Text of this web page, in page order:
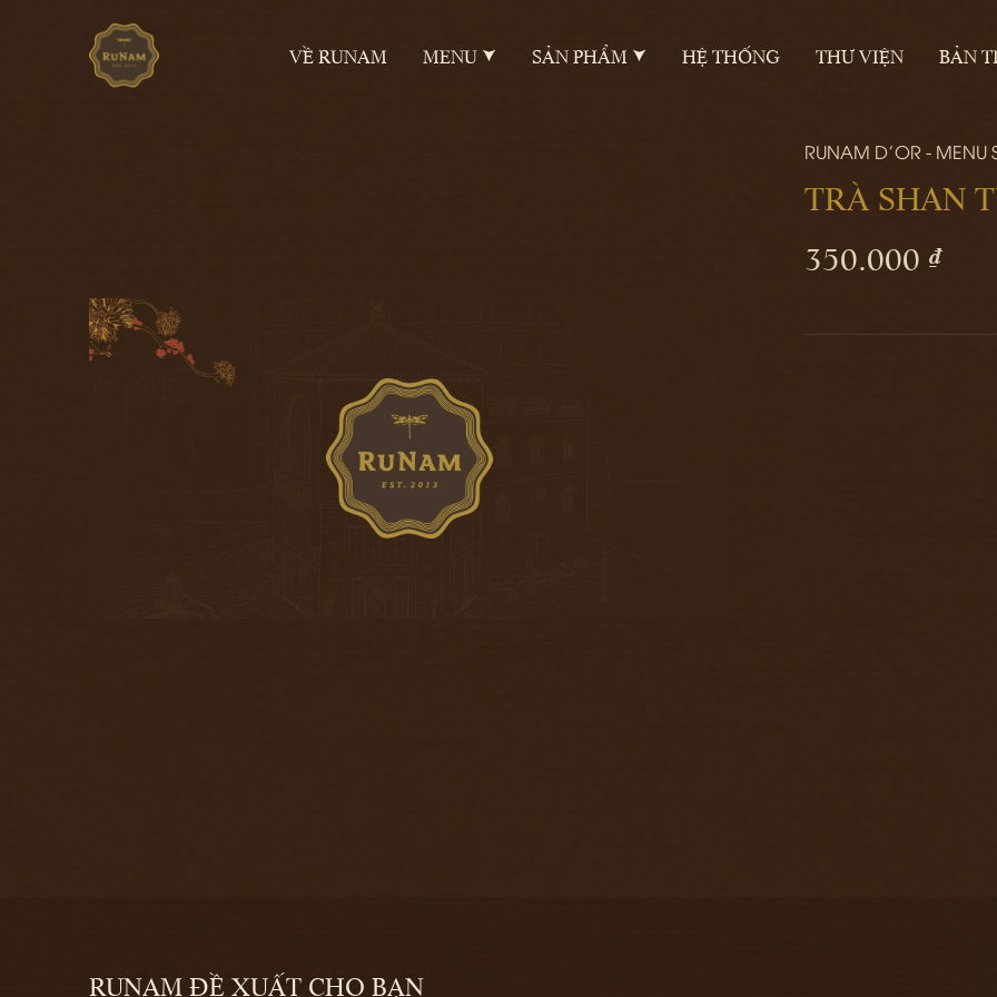
VỀ RUNAM MENU SẢN PHẨM HỆ THỐNG THƯ VIỆN BẢN
RUNAM D'OR - MENU
TRÀ SHAN
350.000 ₫
RUNAM ĐỀ XUẤT CHO BẠN